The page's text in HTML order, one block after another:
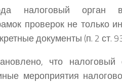
орган
проверок не только
документы (п. 2 ст.
что налоговый
мероприятия